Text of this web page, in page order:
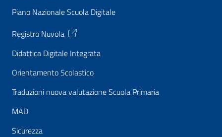
Piano Nazionale Scuola Digitale
Registro Nuvola
Didattica Digitale Integrata
Orientamento Scolastico
Traduzioni nuova valutazione Scuola Primaria
MAD
Sicurezza